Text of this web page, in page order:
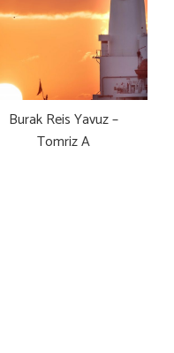
Burak Reis Yavuz –
Tomriz A